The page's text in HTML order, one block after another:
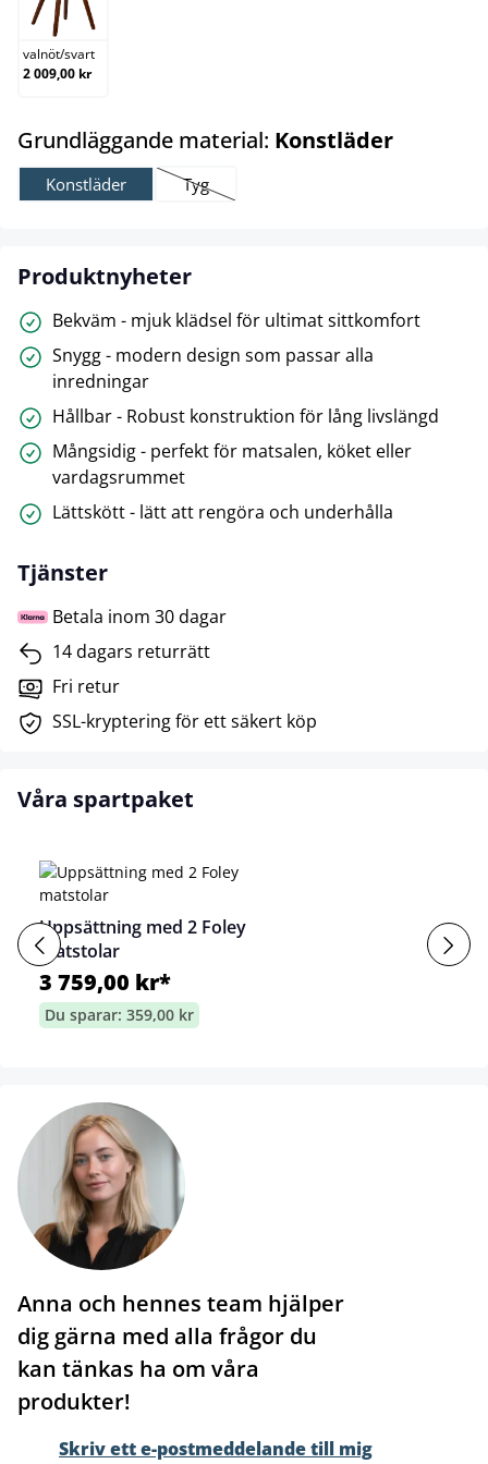
valnöt/svart
valnöt/svart
2 009,00 kr
Grundläggande material: Konstläderselect
Konstläder Tyg
(Det här alternativet är för närvarande inte
Produktnyheter
Bekväm - mjuk klädsel för ultimat sittkomfort
Snygg - modern design som passar alla
inredningar
Hållbar - Robust konstruktion för lång livslängd
Mångsidig - perfekt för matsalen, köket eller
vardagsrummet
Lättskött - lätt att rengöra och underhålla
Tjänster
Betala inom 30 dagar
14 dagars returrätt
Fri retur
SSL-kryptering för ett säkert köp
Våra spartpaket
Uppsättning med 2 Foley
matstolar
3 759,00 kr*
Du sparar: 359,00 kr
Anna och hennes team hjälper
dig gärna med alla frågor du
kan tänkas ha om våra
produkter!
Skriv ett e-postmeddelande till mig